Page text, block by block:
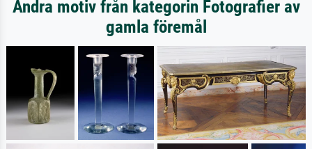
Andra motiv från kategorin Fotografier av
gamla föremål